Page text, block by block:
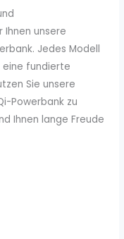
unsere
Jedes Modell
eine fundierte
Sie unsere
Powerbank zu
Ihnen lange Freude